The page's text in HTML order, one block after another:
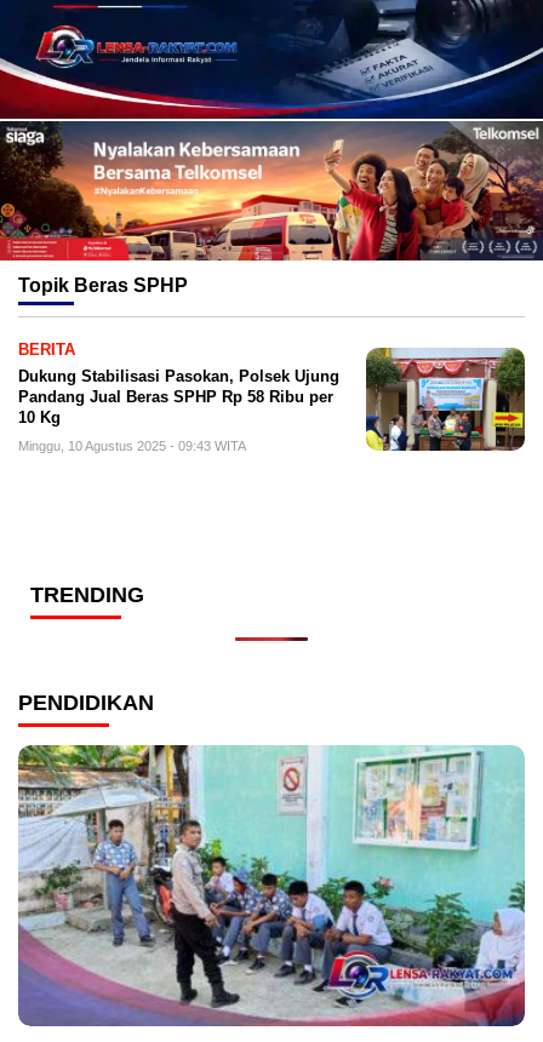
Topik Beras SPHP
BERITA
Dukung Stabilisasi Pasokan, Polsek Ujung
Pandang Jual Beras SPHP Rp 58 Ribu per
10 Kg
Minggu, 10 Agustus 2025 - 09:43 WITA
TRENDING
PENDIDIKAN